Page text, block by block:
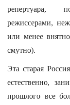
репертуара,
режиссерами,
или менее
смутно).
Эта старая
естественно,
прошлого все